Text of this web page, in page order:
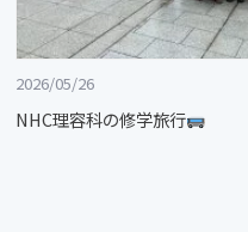
2026/05/26
NHC理容科の修学旅行